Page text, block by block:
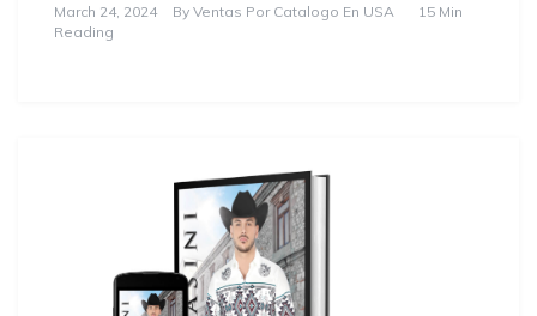
March 24, 2024 By Ventas Por Catalogo En USA
15 Min
Reading